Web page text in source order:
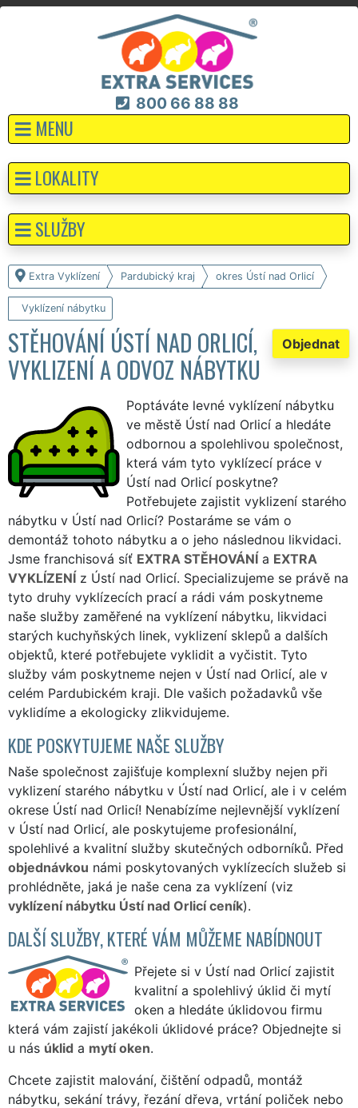
800 66 88 88
MENU
Extra Vyklízení Pardubický kraj okres Ústí nad Orlicí
Vyklízení nábytku
Objednat
STĚHOVÁNÍ ÚSTÍ NAD ORLICÍ,
VYKLIZENÍ A ODVOZ NÁBYTKU
Poptáváte levné vyklízení nábytku
ve městě Ústí nad Orlicí a hledáte
odbornou a spolehlivou společnost,
která vám tyto vyklízecí práce v
Ústí nad Orlicí poskytne?
Potřebujete zajistit vyklizení starého
nábytku v Ústí nad Orlicí? Postaráme se vám o
demontáž tohoto nábytku a o jeho následnou likvidaci.
Jsme franchisová síť EXTRA STĚHOVÁNÍ a EXTRA
VYKLÍZENÍ z Ústí nad Orlicí. Specializujeme se právě na
tyto druhy vyklízecích prací a rádi vám poskytneme
naše služby zaměřené na vyklízení nábytku, likvidaci
starých kuchyňských linek, vyklizení sklepů a dalších
objektů, které potřebujete vyklidit a vyčistit. Tyto
služby vám poskytneme nejen v Ústí nad Orlicí, ale v
celém Pardubickém kraji. Dle vašich požadavků vše
vyklidíme a ekologicky zlikvidujeme.
KDE POSKYTUJEME NAŠE SLUŽBY
Naše společnost zajišťuje komplexní služby nejen při
vyklizení starého nábytku v Ústí nad Orlicí, ale i v celém
okrese Ústí nad Orlicí! Nenabízíme nejlevnější vyklízení
v Ústí nad Orlicí, ale poskytujeme profesionální,
spolehlivé a kvalitní služby skutečných odborníků. Před
objednávkou námi poskytovaných vyklízecích služeb si
prohlédněte, jaká je naše cena za vyklízení (viz
vyklízení nábytku Ústí nad Orlicí ceník).
DALŠÍ SLUŽBY, KTERÉ VÁM MŮŽEME NABÍDNOUT
Přejete si v Ústí nad Orlicí zajistit
kvalitní a spolehlivý úklid či mytí
oken a hledáte úklidovou firmu
která vám zajistí jakékoli úklidové práce? Objednejte si
u nás úklid a mytí oken.
Chcete zajistit malování, čištění odpadů, montáž
nábytku, sekání trávy, řezání dřeva, vrtání poliček nebo
LOKALITY
SLUŽBY